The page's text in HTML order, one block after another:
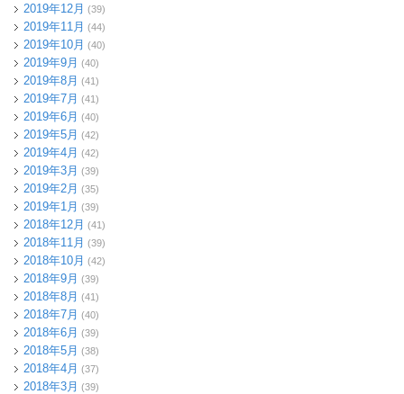
2019年12月 (39)
2019年11月 (44)
2019年10月 (40)
2019年9月 (40)
2019年8月 (41)
2019年7月 (41)
2019年6月 (40)
2019年5月 (42)
2019年4月 (42)
2019年3月 (39)
2019年2月 (35)
2019年1月 (39)
2018年12月 (41)
2018年11月 (39)
2018年10月 (42)
2018年9月 (39)
2018年8月 (41)
2018年7月 (40)
2018年6月 (39)
2018年5月 (38)
2018年4月 (37)
2018年3月 (39)